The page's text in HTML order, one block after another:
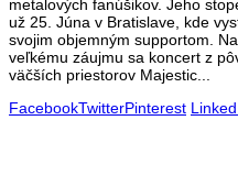
metalových fanúšikov. Jeho
už 25. Júna v Bratislave, kde
svojim objemným supportom.
veľkému záujmu sa koncert z
väčších priestorov Majestic...
FacebookTwitterPinterest